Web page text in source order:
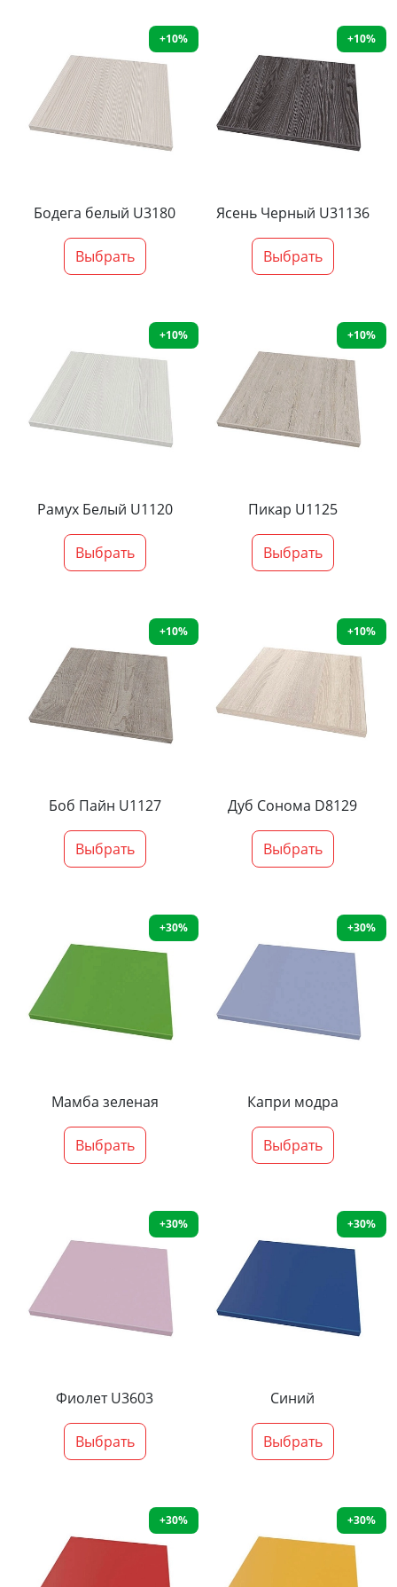
+10%
Бодега белый U3180
Выбрать
+10%
Ясень Черный U31136
Выбрать
+10%
Рамух Белый U1120
Выбрать
+10%
Пикар U1125
Выбрать
+10%
Боб Пайн U1127
Выбрать
+10%
Дуб Сонома D8129
Выбрать
+30%
Мамба зеленая
Выбрать
+30%
Капри модра
Выбрать
+30%
Фиолет U3603
Выбрать
+30%
Синий
Выбрать
+30% +30%